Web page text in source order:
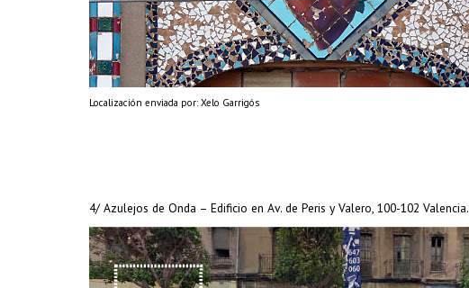
Localización enviada por: Xelo Garrigós
4/ Azulejos de Onda – Edificio en Av. de Peris y Valero, 100-102 Valencia.